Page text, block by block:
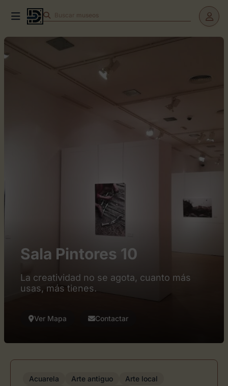
Buscar museos
Sala Pintores 10
La creatividad no se agota, cuanto más
usas, más tienes.
Ver Mapa Contactar
Acuarela Arte antiguo
Arte local